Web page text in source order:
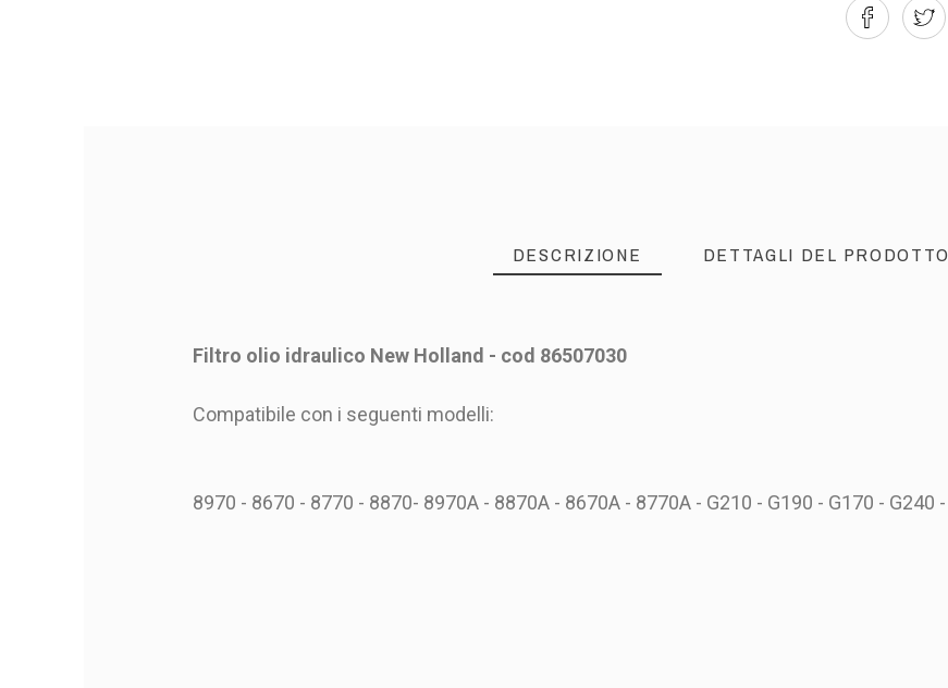
DESCRIZIONE DETTAGLI DEL PRODOTTO
Filtro olio idraulico New Holland - cod 86507030
Compatibile con i seguenti modelli:
8970 - 8670 - 8770 - 8870- 8970A - 8870A - 8670A - 8770A - G210 - G190 - G170 - G240 -